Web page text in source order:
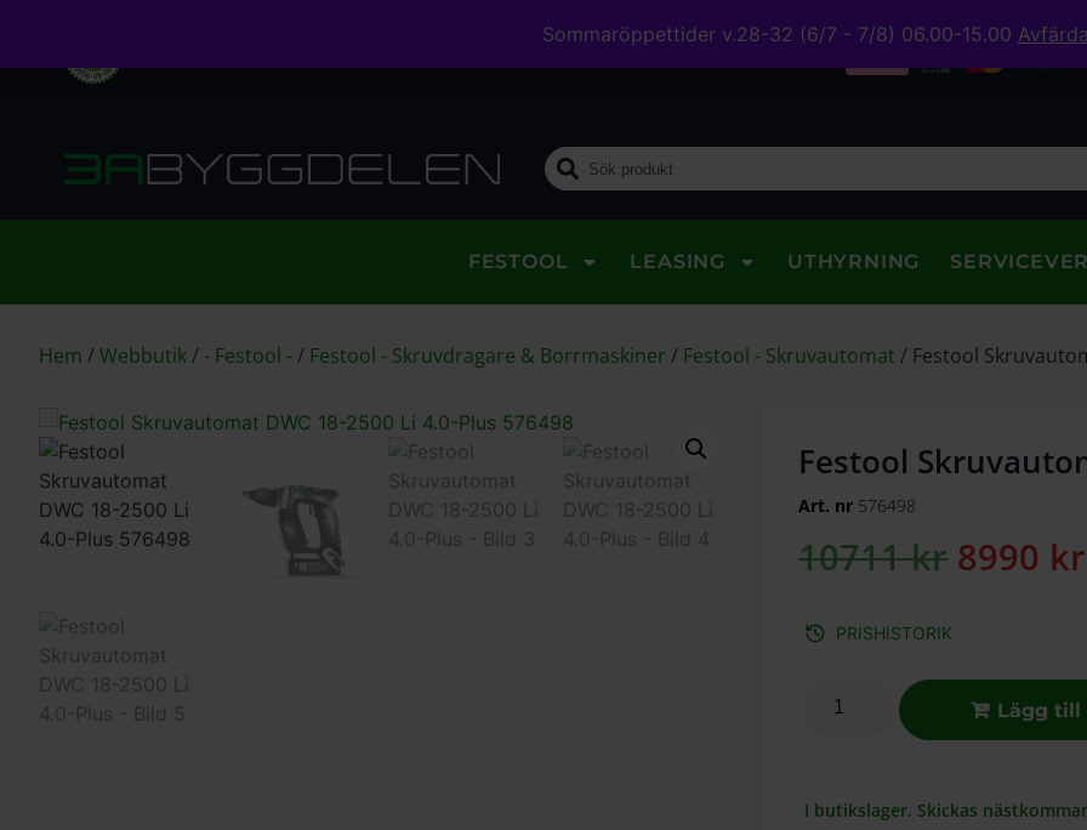
Sommaröppettider v.28-32 (6/7 - 7/8) 06.00-15.00 Avfärda
Smidig leverans
FESTOOL LEASING UTHYRNING
Hem /Webbutik/ - Festool -/ Festool - Skruvdragare & Borrmaskiner / Festool - Skruvautomat / Festool
Festool
Art. nr 576498
10711kr 8990 kr
PRISHISTORIK
Lägg till
I butikslager. Skickas